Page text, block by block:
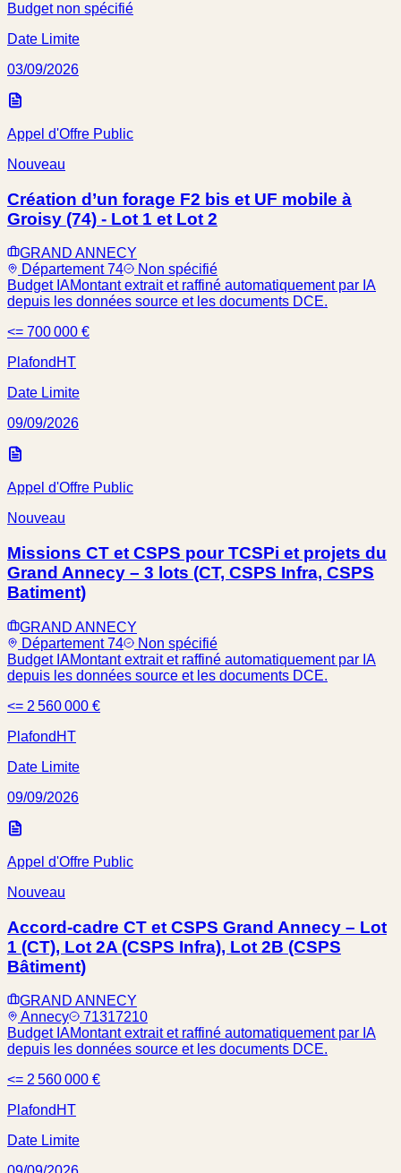
Budget non spécifié
Date Limite
03/09/2026
Appel d'Offre Public
Nouveau
Création d’un forage F2 bis et UF mobile à
Groisy (74) - Lot 1 et Lot 2
GRAND ANNECY
Département 74
Non spécifié
Budget IAMontant extrait et raffiné automatiquement par IA
depuis les données source et les documents DCE.
<= 700 000 €
Plafond HT
Date Limite
09/09/2026
Appel d'Offre Public
Nouveau
Missions CT et CSPS pour TCSPi et projets du
Grand Annecy – 3 lots (CT, CSPS Infra, CSPS
Batiment)
GRAND ANNECY
Département 74
Non spécifié
Budget IAMontant extrait et raffiné automatiquement par IA
depuis les données source et les documents DCE.
<= 2 560 000 €
Plafond HT
Date Limite
09/09/2026
Appel d'Offre Public
Nouveau
Accord-cadre CT et CSPS Grand Annecy – Lot
1 (CT), Lot 2A (CSPS Infra), Lot 2B (CSPS
Bâtiment)
GRAND ANNECY
Annecy
71317210
Budget IAMontant extrait et raffiné automatiquement par IA
depuis les données source et les documents DCE.
<= 2 560 000 €
Plafond HT
Date Limite